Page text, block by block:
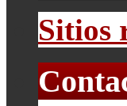
Sitios